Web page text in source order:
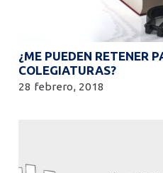
¿ME PUEDEN RETENER
COLEGIATURAS?
28 febrero, 2018